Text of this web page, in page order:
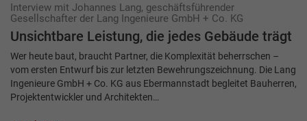
Interview mit Johannes Lang, geschäftsführender
Gesellschafter der Lang Ingenieure GmbH + Co. KG
Unsichtbare Leistung, die jedes Gebäude trägt
Wer heute baut, braucht Partner, die Komplexität beherrschen –
vom ersten Entwurf bis zur letzten Bewehrungszeichnung. Die Lang
Ingenieure GmbH + Co. KG aus Ebermannstadt begleitet Bauherren,
Projektentwickler und Architekten…